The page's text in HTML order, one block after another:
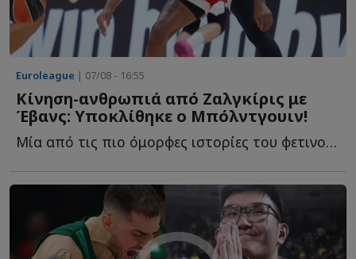
Euroleague | 07/08 - 16:55
Κίνηση-ανθρωπιά από Ζαλγκίρις με
Έβανς: Υποκλίθηκε ο Μπόλντγουιν!
Μία από τις πιο όμορφες ιστορίες του φετινού καλοκαιριού σ...